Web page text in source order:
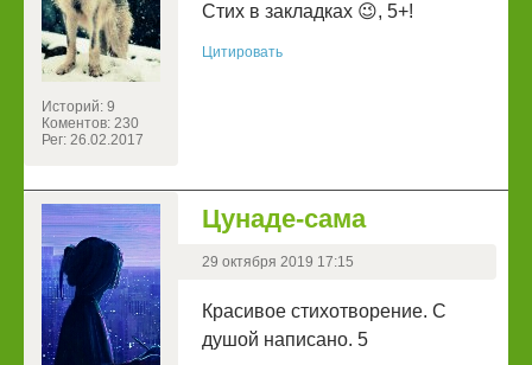
Историй: 9
Коментов: 230
Рег: 26.02.2017
Стих в закладках 😉, 5+!
Цитировать
Цунаде-сама
29 октября 2019 17:15
Красивое стихотворение. С
душой написано. 5